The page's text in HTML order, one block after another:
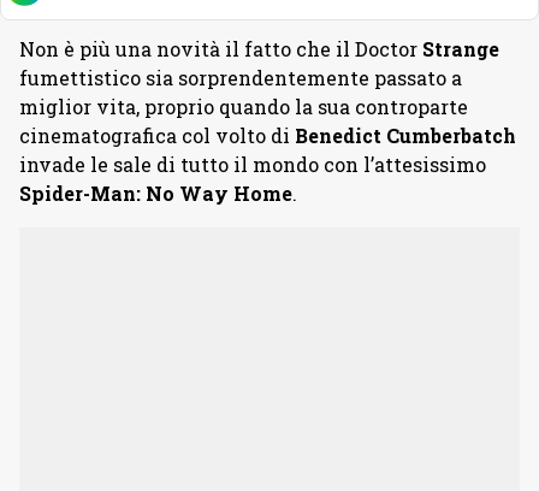
Non è più una novità il fatto che il Doctor Strange
fumettistico sia sorprendentemente passato a
miglior vita, proprio quando la sua controparte
cinematografica col volto di Benedict Cumberbatch
invade le sale di tutto il mondo con l’attesissimo
Spider-Man: No Way Home.